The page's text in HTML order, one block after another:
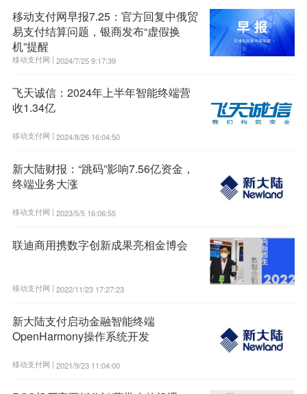
移动支付网早报7.25：官方回复中俄贸
易支付结算问题，银商发布“虚假换
机”提醒
移动支付网 | 2024/7/25 9:17:39
飞天诚信：2024年上半年智能终端营
收1.34亿
移动支付网 | 2024/8/26 16:04:50
新大陆财报：“跳码”影响7.56亿资金，
终端业务大涨
移动支付网 | 2023/5/5 16:06:55
联迪商用携数字创新成果亮相金博会
移动支付网 | 2022/11/23 17:27:23
新大陆支付启动金融智能终端
OpenHarmony操作系统开发
移动支付网 | 2021/9/23 11:04:00